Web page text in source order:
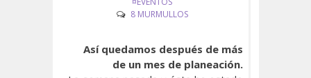
8 MURMULLOS
Así quedamos después de más
de un mes de planeación.